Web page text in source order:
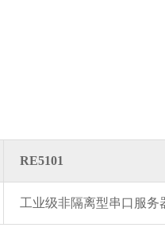
RE5101
工业级非隔离型串口服务